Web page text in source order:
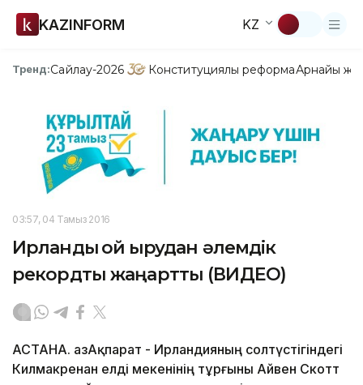
KAZINFORM KZ
Тренд:Сайлау-2026 Конституциялық реформаАрнайы
03:57, 04 Тамыз 2016
Ирландық қой қырқудан әлемдік
рекордты жаңартты (ВИДЕО)
АСТАНА. ҚазАқпарат - Ирландияның солтүстігіндегі
Килмакренан елді мекенінің тұрғыны Айвен Скотт